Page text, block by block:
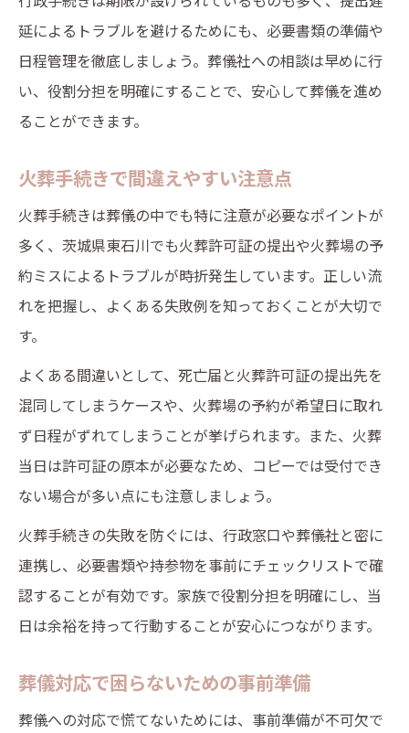
延によるトラブルを避けるためにも、必要書類の準備や
日程管理を徹底しましょう。葬儀社への相談は早めに行
い、役割分担を明確にすることで、安心して葬儀を進め
ることができます。
火葬手続きで間違えやすい注意点
火葬手続きは葬儀の中でも特に注意が必要なポイントが
多く、茨城県東石川でも火葬許可証の提出や火葬場の予
約ミスによるトラブルが時折発生しています。正しい流
れを把握し、よくある失敗例を知っておくことが大切で
す。
よくある間違いとして、死亡届と火葬許可証の提出先を
混同してしまうケースや、火葬場の予約が希望日に取れ
ず日程がずれてしまうことが挙げられます。また、火葬
当日は許可証の原本が必要なため、コピーでは受付でき
ない場合が多い点にも注意しましょう。
火葬手続きの失敗を防ぐには、行政窓口や葬儀社と密に
連携し、必要書類や持参物を事前にチェックリストで確
認することが有効です。家族で役割分担を明確にし、当
日は余裕を持って行動することが安心につながります。
葬儀対応で困らないための事前準備
葬儀への対応で慌てないためには、事前準備が不可欠で